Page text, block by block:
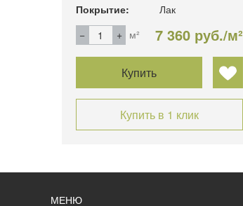
Покрытие:
Лак
м²
7 360 руб./м²
Купить
Купить в 1 клик
МЕНЮ